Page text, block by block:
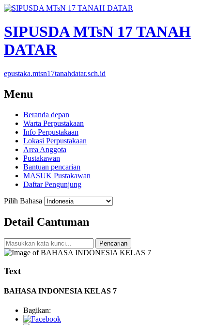
SIPUSDA MTsN 17 TANAH
DATAR
epustaka.mtsn17tanahdatar.sch.id
Menu
Beranda depan
Warta Perpustakaan
Info Perpustakaan
Lokasi Perpustakaan
Area Anggota
Pustakawan
Bantuan pencarian
MASUK Pustakawan
Daftar Pengunjung
Pilih Bahasa
Detail Cantuman
Pencarian
Text
BAHASA INDONESIA KELAS 7
Bagikan: